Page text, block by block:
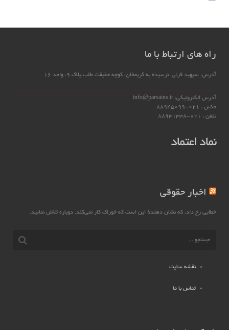
راه های ارتباط با ما
آدرس: سپهبد قرنی، نرسیده به کریمخان، کوچه حقیقت طلب،پلاک 9، واحد 16
آدرس الکترونیکی: info@parsains.ir
فکس : 021-88945099
تلفن : 021-88931338
نماد اعتماد
اخبار حقوقی
خطایی رخ داد، که نشان دهندهٔ این است که خوراک کار نمی‌کند. دوباره تلاش نمایید.
نقشه سایت
تماس با ما